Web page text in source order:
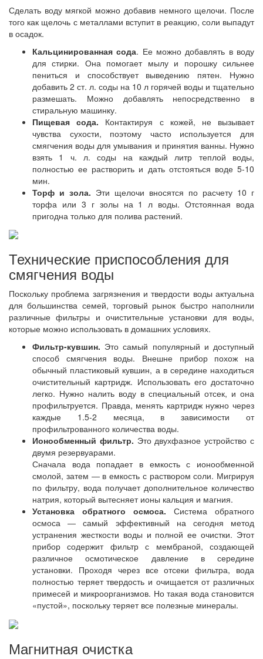
Сделать воду мягкой можно добавив немного щелочи. После
того как щелочь с металлами вступит в реакцию, соли выпадут
в осадок.
Кальцинированная сода. Ее можно добавлять в воду
для стирки. Она помогает мылу и порошку сильнее
пениться и способствует выведению пятен. Нужно
добавить 2 ст. л. соды на 10 л горячей воды и тщательно
размешать. Можно добавлять непосредственно в
стиральную машинку.
Пищевая сода. Контактируя с кожей, не вызывает
чувства сухости, поэтому часто используется для
смягчения воды для умывания и принятия ванны. Нужно
взять 1 ч. л. соды на каждый литр теплой воды,
полностью ее растворить и дать отстояться воде 5-10
мин.
Торф и зола. Эти щелочи вносятся по расчету 10 г
торфа или 3 г золы на 1 л воды. Отстоянная вода
пригодна только для полива растений.
Технические приспособления для
смягчения воды
Поскольку проблема загрязнения и твердости воды актуальна
для большинства семей, торговый рынок быстро наполнили
различные фильтры и очистительные установки для воды,
которые можно использовать в домашних условиях.
Фильтр-кувшин. Это самый популярный и доступный
способ смягчения воды. Внешне прибор похож на
обычный пластиковый кувшин, а в середине находиться
очистительный картридж. Использовать его достаточно
легко. Нужно налить воду в специальный отсек, и она
профильтруется. Правда, менять картридж нужно через
каждые 1.5-2 месяца, в зависимости от
профильтрованного количества воды.
Ионообменный фильтр. Это двухфазное устройство с
двумя резервуарами.
Сначала вода попадает в емкость с ионообменной
смолой, затем ― в емкость с раствором соли. Мигрируя
по фильтру, вода получает дополнительное количество
натрия, который вытесняет ионы кальция и магния.
Установка обратного осмоса. Система обратного
осмоса ― самый эффективный на сегодня метод
устранения жесткости воды и полной ее очистки. Этот
прибор содержит фильтр с мембраной, создающей
различное осмотическое давление в середине
установки. Проходя через все отсеки фильтра, вода
полностью теряет твердость и очищается от различных
примесей и микроорганизмов. Но такая вода становится
«пустой», поскольку теряет все полезные минералы.
Магнитная очистка